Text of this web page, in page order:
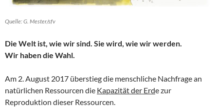
Quelle: G. Mester/sfv
Die Welt ist, wie wir sind. Sie wird, wie wir werden.
Wir haben die Wahl.
Am 2. August 2017 überstieg die menschliche Nachfrage an
natürlichen Ressourcen die Kapazität der Erde zur
Reproduktion dieser Ressourcen.